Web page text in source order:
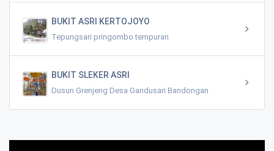
BUKIT ASRI KERTOJOYO
Tepungsari pringombo tempuran
BUKIT SLEKER ASRI
Dusun Grenjeng Desa Gandusari Bandongan